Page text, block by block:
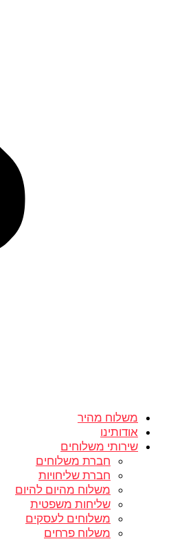
משלוח מהיר
אודותינו
שירותי משלוחים
חברת משלוחים
חברת שליחויות
משלוח מהיום להיום
שליחות משפטית
משלוחים לעסקים
משלוח פרחים